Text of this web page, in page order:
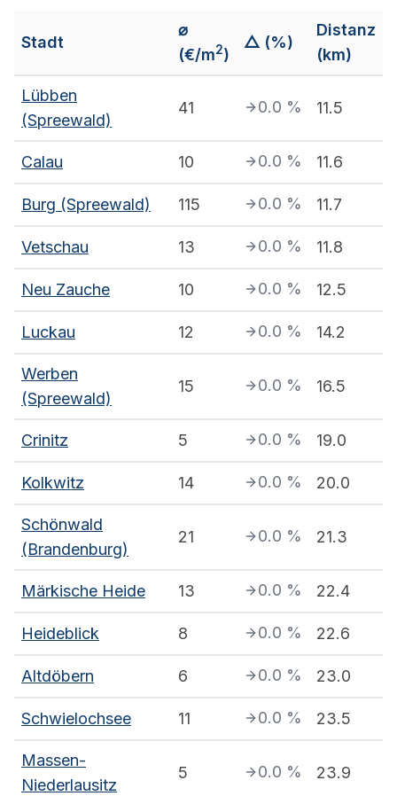
Stadt
⌀
(€/m2)
△ (%)
Distanz
(km)
Lübben
(Spreewald)
41 0.0 % 11.5
Calau 10 0.0 % 11.6
Burg (Spreewald) 115 0.0 % 11.7
Vetschau 13 0.0 % 11.8
Neu Zauche 10 0.0 % 12.5
Luckau 12 0.0 % 14.2
Werben
(Spreewald)
15 0.0 % 16.5
Crinitz 5 0.0 % 19.0
Kolkwitz 14 0.0 % 20.0
Schönwald
(Brandenburg)
21 0.0 % 21.3
Märkische Heide 13 0.0 % 22.4
Heideblick 8 0.0 % 22.6
Altdöbern 6 0.0 % 23.0
Schwielochsee 11 0.0 % 23.5
Massen-
Niederlausitz
5 0.0 % 23.9